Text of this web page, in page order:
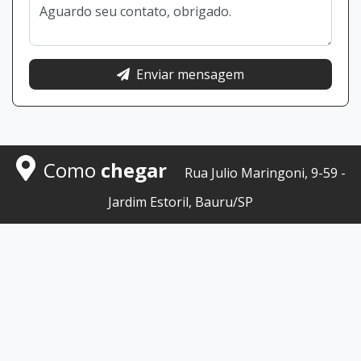
Enviar mensagem
Como chegar
Rua Julio Maringoni, 9-59 -
Jardim Estoril, Bauru/SP